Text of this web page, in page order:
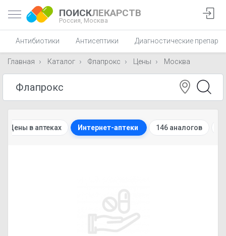
ПОИСКЛЕКАРСТВ
Россия, Москва
Антибиотики Антисептики Диагностические
Главная Каталог Флапрокс Цены Москва
Цены в аптеках Интернет-аптеки 146 аналогов